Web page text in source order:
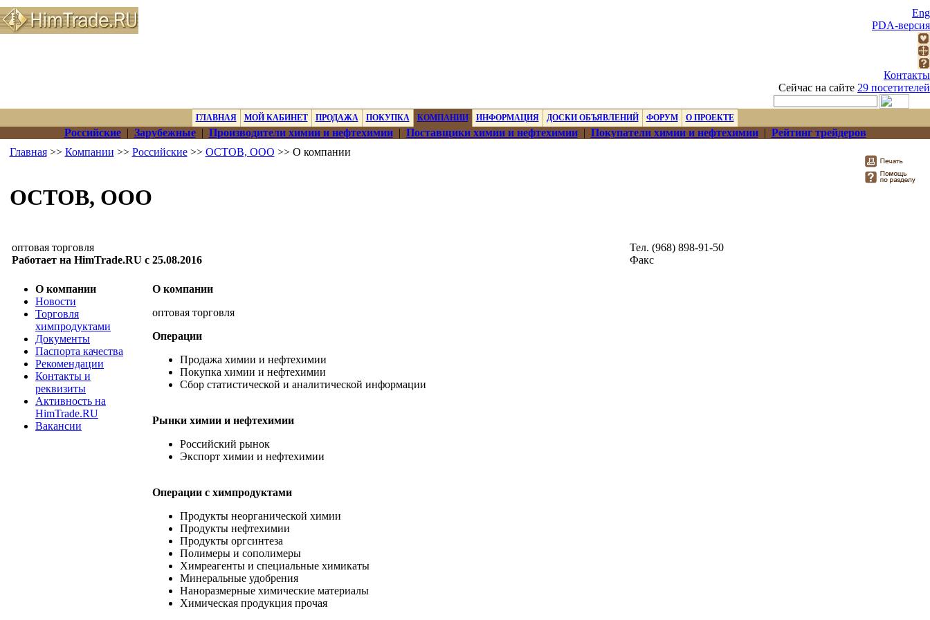
Eng
PDA-версия
Контакты
Сейчас на сайте 29 посетителей
ГЛАВНАЯ МОЙ КАБИНЕТ ПРОДАЖА ПОКУПКА КОМПАНИИ ИНФОРМАЦИЯ ДОСКИ ОБЪЯВЛЕНИЙ ФОРУМ О ПРОЕКТЕ
Российские| Зарубежные| Производители химии и нефтехимии| Поставщики химии и нефтехимии| Покупатели химии и нефтехимии| Рейтинг трейдеров
Главная>> Компании >> Российские>> ОСТОВ, ООО >> О компании
ОСТОВ, ООО
оптовая торговля
Работает на HimTrade.RU с 25.08.2016
Тел. (968) 898-91-50
Факс
О компании
Новости
Торговля
химпродуктами
Документы
Паспорта качества
Рекомендации
Контакты и
реквизиты
Активность на
HimTrade.RU
Вакансии
О компании
оптовая торговля
Операции
Продажа химии и нефтехимии
Покупка химии и нефтехимии
Сбор статистической и аналитической информации
Рынки химии и нефтехимии
Российский рынок
Экспорт химии и нефтехимии
Операции c химпродуктами
Продукты неорганической химии
Продукты нефтехимии
Продукты оргсинтеза
Полимеры и сополимеры
Химреагенты и специальные химикаты
Минеральные удобрения
Наноразмерные химические материалы
Химическая продукция прочая